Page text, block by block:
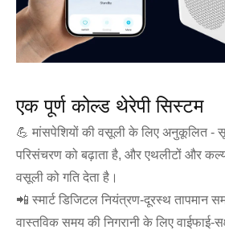
एक पूर्ण कोल्ड थेरेपी सिस्टम
💪 मांसपेशियों की वसूली के लिए अनुकूलित -
परिसंचरण को बढ़ाता है, और एथलीटों और
वसूली को गति देता है।
📲 स्मार्ट डिजिटल नियंत्रण-दूरस्थ तापमान
वास्तविक समय की निगरानी के लिए वाईफाई-